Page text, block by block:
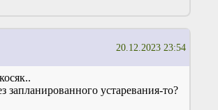
20.12.2023 23:54
запланированного устаревания-то?